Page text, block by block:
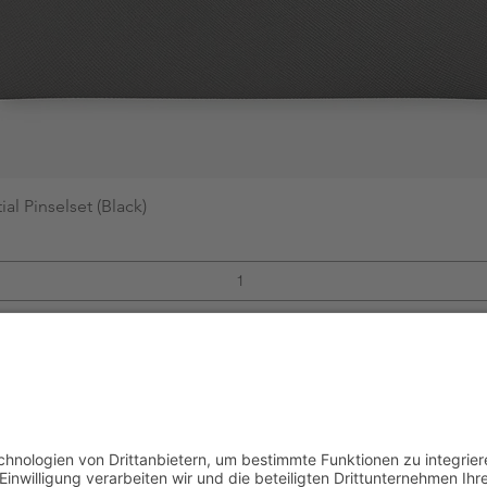
Pinselset (Black)